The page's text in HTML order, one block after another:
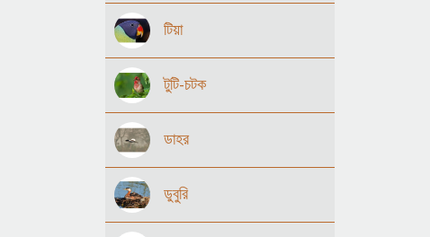
টিয়া
টুটি-চটক
ডাহর
ডুবুরি